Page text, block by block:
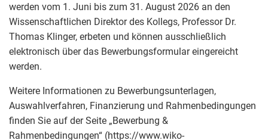
werden vom 1. Juni bis zum 31. August 2026 an den
Wissenschaftlichen Direktor des Kollegs, Professor Dr.
Thomas Klinger, erbeten und können ausschließlich
elektronisch über das Bewerbungsformular eingereicht
werden.
Weitere Informationen zu Bewerbungsunterlagen,
Auswahlverfahren, Finanzierung und Rahmenbedingungen
finden Sie auf der Seite „Bewerbung &
Rahmenbedingungen“ (https://www.wiko-